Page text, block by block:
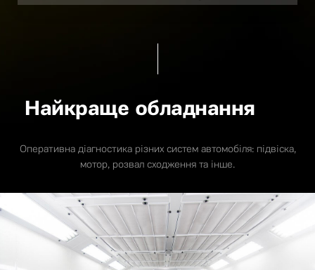
Найкраще обладнання
Оперативна діагностика різних систем автомобіля: підвіска,
мотор, розвал сходження та інше.